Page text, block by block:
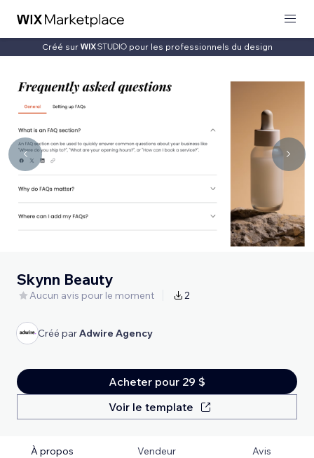
Créé sur pour les professionnels du design
Skynn Beauty
Aucun avis pour le moment 2
Créé parAdwire Agency
Acheter pour 29 $
Voir le template
À propos Vendeur Avis